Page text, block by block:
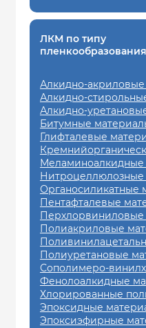
ЛКМ по типу
пленкообразования
Алкидно-
Алкидно-
Алкидно-
Битумные
Глифталевые
Органосиликатные
Пентафталевые
Полиакриловые
Полиуретановые
Сополимеро-
Фенолоалкидные
Хлорированные
Эпоксидные
Эпоксиэфирные